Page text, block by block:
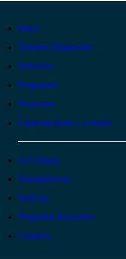
Inicio
Trámites Registrales
Servicios
Programas
Proyectos
Capacitaciones y eventos
La Cámara
Transparencia
Noticias
Preguntas frecuentes
Contacto